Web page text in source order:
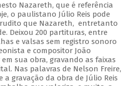
Nazareth, que é referência
o paulistano Júlio Reis pode
que Nazareth, entretanto
Deixou 200 partituras, entre
e valsas sem registro sonoro
e compositor João
sua obra, gravando as faixas
Nas palavras de Nelson Freire,
a gravação da obra de Júlio Reis